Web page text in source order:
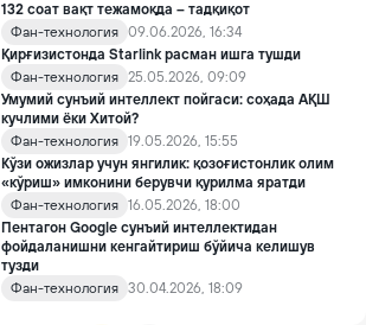
132 соат вақт тежамоқда – тадқиқот
Фан-технология 09.06.2026, 16:34
Қирғизистонда Starlink расман ишга тушди
Фан-технология 25.05.2026, 09:09
Умумий сунъий интеллект пойгаси: соҳада АҚШ
кучлими ёки Хитой?
Фан-технология 19.05.2026, 15:55
Кўзи ожизлар учун янгилик: қозоғистонлик олим
«кўриш» имконини берувчи қурилма яратди
Фан-технология 16.05.2026, 18:00
Пентагон Google сунъий интеллектидан
фойдаланишни кенгайтириш бўйича келишув
тузди
Фан-технология 30.04.2026, 18:09